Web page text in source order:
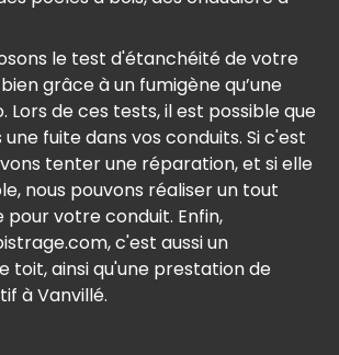
le test d'étanchéité de votre
grâce à un fumigène qu’une
Lors de ces tests, il est possible que
fuite dans vos conduits. Si c'est
tenter une réparation, et si elle
nous pouvons réaliser un tout
pour votre conduit. Enfin,
c'est aussi un
toit, ainsi qu'une prestation de
à Vanvillé.